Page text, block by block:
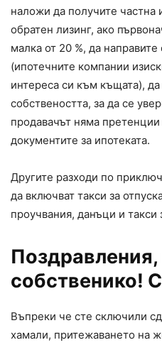
наложи да получите частна
обратен лизинг, ако
малка от 20 %, да
(ипотечните компании
интереса си към къщата),
собствеността, за да се
продавачът няма
документите за ипотеката.
Другите разходи по
да включват такси за
проучвания, данъци и такси
Поздравления,
собственико!
Въпреки че сте сключили
хамали, притежаването на